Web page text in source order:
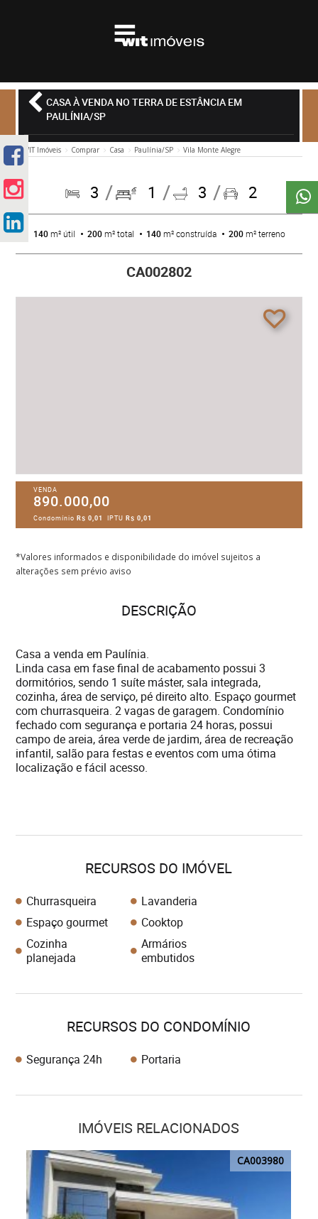
CASA À VENDA NO TERRA DE ESTÂNCIA EM
PAULÍNIA/SP
WIT Imóveis Comprar Casa Paulínia/SP Vila Monte Alegre
3 1 3 2
140m² útil 200m² total 140m² construída 200m² terreno
CA002802
VENDA
890.000,00
CondomínioR$ 0,01 IPTUR$ 0,01
*Valores informados e disponibilidade do imóvel sujeitos a
alterações sem prévio aviso
DESCRIÇÃO
Casa a venda em Paulínia.
Linda casa em fase final de acabamento possui 3
dormitórios, sendo 1 suíte máster, sala integrada,
cozinha, área de serviço, pé direito alto. Espaço gourmet
com churrasqueira. 2 vagas de garagem. Condomínio
fechado com segurança e portaria 24 horas, possui
campo de areia, área verde de jardim, área de recreação
infantil, salão para festas e eventos com uma ótima
localização e fácil acesso.
RECURSOS DO IMÓVEL
Churrasqueira
Lavanderia
Espaço gourmet
Cooktop
Cozinha
planejada
Armários
embutidos
RECURSOS DO CONDOMÍNIO
Segurança 24h Portaria
IMÓVEIS RELACIONADOS
CA003980